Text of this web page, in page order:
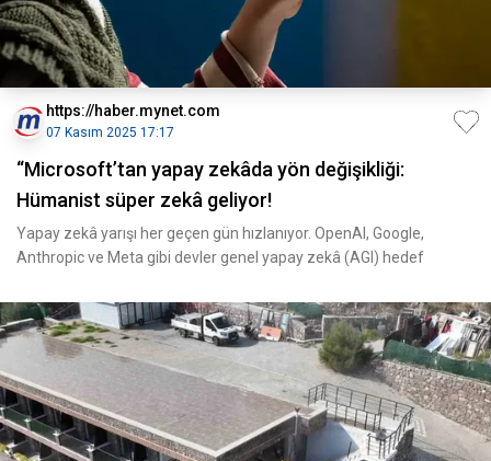
https://haber.mynet.com
07 Kasım 2025 17:17
“Microsoft’tan yapay zekâda yön değişikliği:
Hümanist süper zekâ geliyor!
Yapay zekâ yarışı her geçen gün hızlanıyor. OpenAI, Google,
Anthropic ve Meta gibi devler genel yapay zekâ (AGI) hedef